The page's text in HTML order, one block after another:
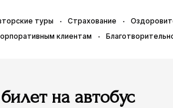
туры Страхование
клиентам
на автобус